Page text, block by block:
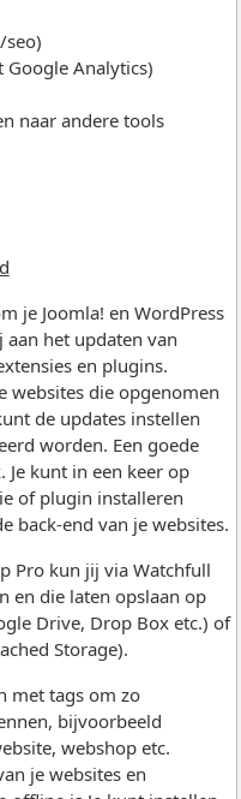
Google Analytics)
naar andere tools
je Joomla! en WordPress
het updaten van
en plugins.
websites die opgenomen
de updates instellen
worden. Een goede
kunt in een keer op
of plugin installeren
back-end van je websites.
Pro kun jij via Watchfull
en die laten opslaan op
Drive, Drop Box etc.) of
Storage).
met tags om zo
bijvoorbeeld
webshop etc.
je websites en